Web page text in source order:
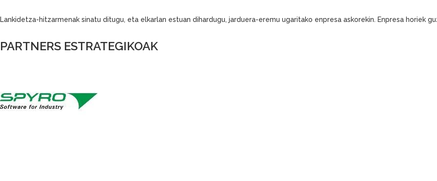
Lankidetza-hitzarmenak sinatu ditugu, eta elkarlan estuan dihardugu, jarduera-eremu ugaritako enpresa askorekin. Enpresa horiek
PARTNERS ESTRATEGIKOAK